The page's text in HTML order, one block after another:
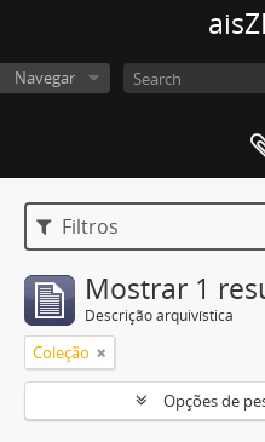
Navegar
Filtros
Mostrar 1
Descrição arquivística
Coleção
Opções de